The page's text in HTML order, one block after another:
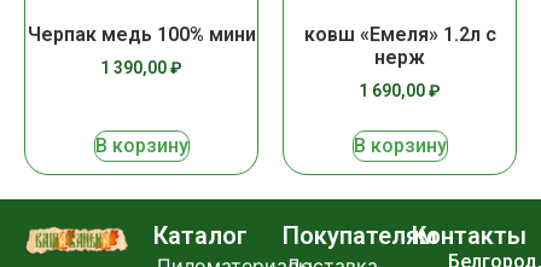
Черпак медь 100% мини
1 390,00₽
В корзину
ковш «Емеля» 1.2л с
нерж
1 690,00₽
В корзину
Каталог ПокупателямКонтакты
Белгород,